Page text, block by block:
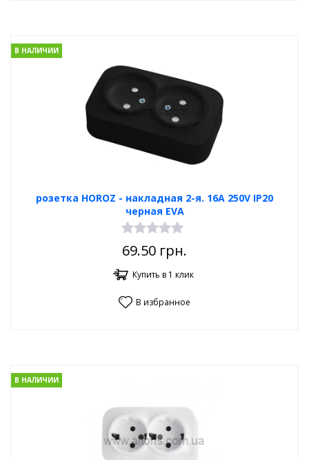
розетка HOROZ - накладная 2-я. 16А 250V IP20
черная EVA
В НАЛИЧИИ
69.50 грн.
Купить в 1 клик
В избранное
В НАЛИЧИИ